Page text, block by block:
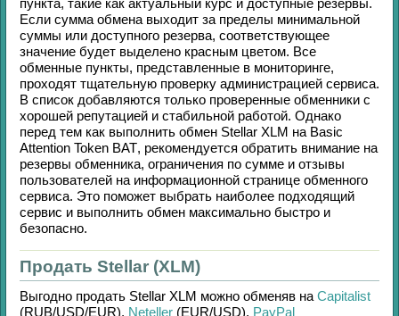
пункта, такие как актуальный курс и доступные резервы.
Если сумма обмена выходит за пределы минимальной
суммы или доступного резерва, соответствующее
значение будет выделено красным цветом. Все
обменные пункты, представленные в мониторинге,
проходят тщательную проверку администрацией сервиса.
В список добавляются только проверенные обменники с
хорошей репутацией и стабильной работой. Однако
перед тем как выполнить обмен Stellar XLM на Basic
Attention Token BAT, рекомендуется обратить внимание на
резервы обменника, ограничения по сумме и отзывы
пользователей на информационной странице обменного
сервиса. Это поможет выбрать наиболее подходящий
сервис и выполнить обмен максимально быстро и
безопасно.
Продать Stellar (XLM)
Выгодно продать Stellar XLM можно обменяв на Capitalist
(RUB/USD/EUR), Neteller (EUR/USD), PayPal